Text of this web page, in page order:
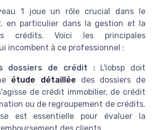
1 joue un rôle crucial dans le
en particulier dans la gestion et la
crédits. Voici les principales
incombent à ce professionnel :
dossiers de crédit :L'iobsp doit
étude détaillée des dossiers de
de crédit immobilier, de crédit
ou de regroupement de crédits.
est essentielle pour évaluer la